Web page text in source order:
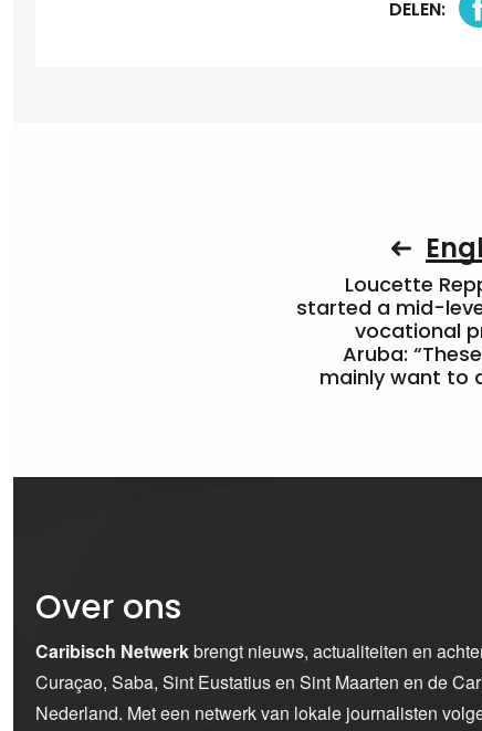
DELEN:
Loucette
started a mid-
vocational
Aruba:
mainly want to
Over ons
Caribisch Netwerkbrengt nieuws, actualiteiten en
Curaçao, Saba, Sint Eustatius en Sint Maarten en de
Nederland. Met een netwerk van lokale journalisten